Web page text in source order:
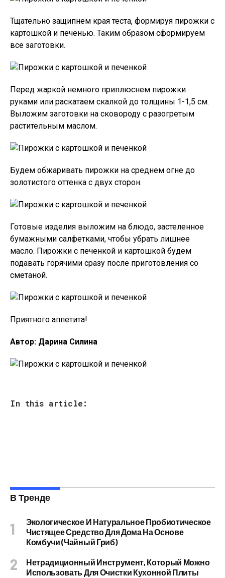
Тщательно защипнем края теста, формируя пирожки с
картошкой и печенью. Таким образом сформируем
все заготовки.
Перед жаркой немного приплюснем пирожки
руками или раскатаем скалкой до толщины 1-1,5 см.
Выложим заготовки на сковороду с разогретым
растительным маслом.
Будем обжаривать пирожки на среднем огне до
золотистого оттенка с двух сторон.
Готовые изделия выложим на блюдо, застеленное
бумажными салфетками, чтобы убрать лишнее
масло. Пирожки с печенкой и картошкой будем
подавать горячими сразу после приготовления со
сметаной.
Приятного аппетита!
Автор: Дарина Силина
In this article:
В Тренде
Экологическое И Натуральное Пробиотическое
Чистящее Средство Для Дома На Основе
Комбучи (чайный Гриб)
Нетрадиционный Инструмент, Который Можно
Использовать Для Очистки Кухонной Плиты